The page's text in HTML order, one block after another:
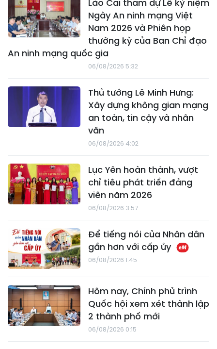
Lào Cai tham dự Lễ kỷ niệm
Ngày An ninh mạng Việt
Nam 2026 và Phiên họp
thường kỳ của Ban Chỉ đạo
An ninh mạng quốc gia
06/08/2026 5:32
Thủ tướng Lê Minh Hưng:
Xây dựng không gian mạng
an toàn, tin cậy và nhân
văn
06/08/2026 4:02
Lục Yên hoàn thành, vượt
chỉ tiêu phát triển đảng
viên năm 2026
06/08/2026 3:57
Để tiếng nói của Nhân dân
gần hơn với cấp ủy
06/08/2026 1:45
Hôm nay, Chính phủ trình
Quốc hội xem xét thành lập
2 thành phố mới
06/08/2026 0:15